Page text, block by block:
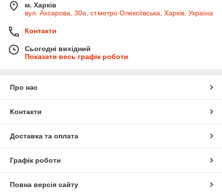
м. Харків
вул. Ахсарова, 30а, ст.метро Олексіївська, Харків, Україна
Контакти
Сьогодні вихідний
Показати весь графік роботи
Про нас
Контакти
Доставка та оплата
Графік роботи
Повна версія сайту